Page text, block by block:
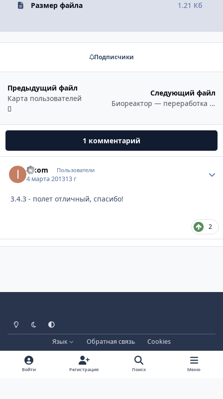
Размер файла 1.21 Кб
Подписчики
Предыдущий файл
Карта пользователей
Следующий файл
Биореактор — переработка в метан
1 комментарий
ivkom Пользователи
4 марта 201313 г
3.4.3 - полет отличный, спасибо!
2
Светлый режим
Тёмный режим
Системные настройки
Язык Обратная связь
Cookies
Лицензия зарегистрирована на IPBSkins.ru
Powered by
Invision Community
Войти Регистрация Поиск Меню